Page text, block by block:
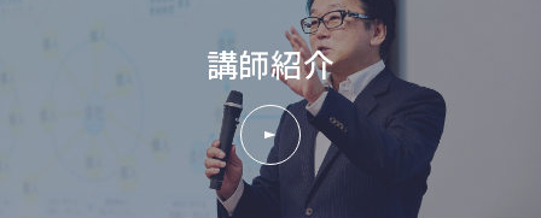
講師紹介